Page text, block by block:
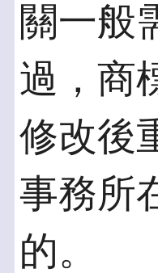
關一般
過，商
修改後
事務所
的。